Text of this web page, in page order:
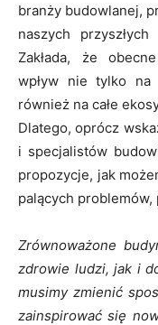
branży budowlanej,
naszych
Zakłada, że
wpływ nie tylko na
również na całe
Dlatego, oprócz
i specjalistów
propozycje, jak
palących
Zrównoważone
zdrowie ludzi, jak i
musimy zmienić
zainspirować się